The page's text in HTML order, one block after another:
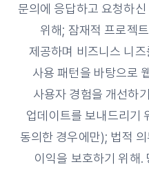
문의에 응답하고 요청하
위해; 잠재적 프로젝
제공하며 비즈니스 니
사용 패턴을 바탕으로
사용자 경험을 개선하
업데이트를 보내드리기
동의한 경우에만); 법적
이익을 보호하기 위해.